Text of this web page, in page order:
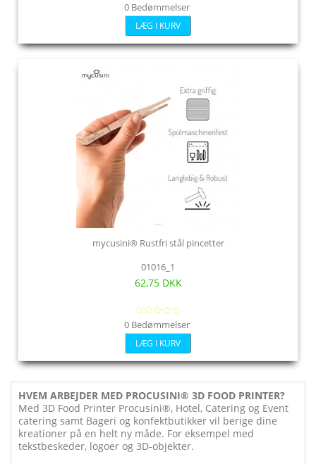
0 Bedømmelser
LÆG I KURV
mycusini® Rustfri stål pincetter
01016_1
62,75 DKK
0 Bedømmelser
LÆG I KURV
HVEM ARBEJDER MED PROCUSINI® 3D FOOD PRINTER?
Med 3D Food Printer Procusini®, Hotel, Catering og Event
catering samt Bageri og konfektbutikker vil berige dine
kreationer på en helt ny måde. For eksempel med
tekstbeskeder, logoer og 3D-objekter.